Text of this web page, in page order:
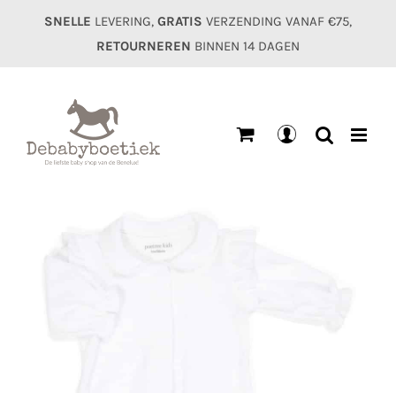
SNELLE LEVERING, GRATIS VERZENDING VANAF €75,
RETOURNEREN BINNEN 14 DAGEN